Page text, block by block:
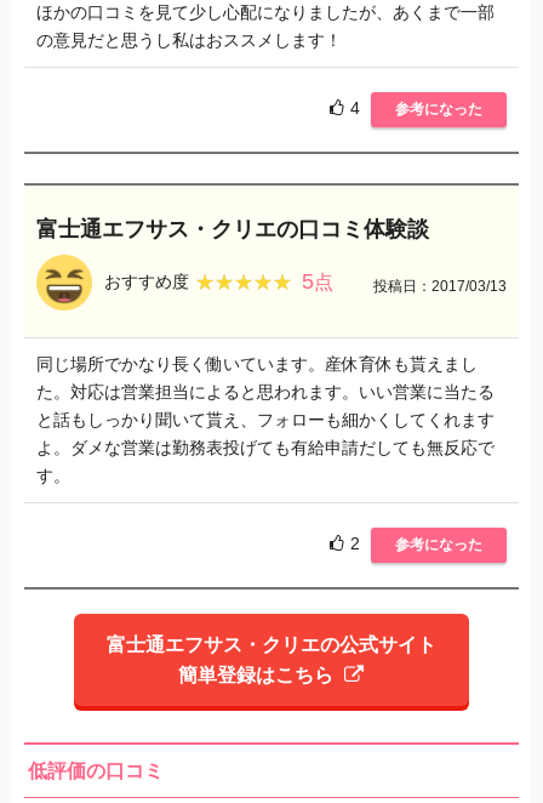
ほかの口コミを見て少し心配になりましたが、あくまで一部
の意見だと思うし私はおススメします！
4 参考になった
富士通エフサス・クリエの口コミ体験談
おすすめ度 ★★★★★
★★★★★ 5点 投稿日：2017/03/13
同じ場所でかなり長く働いています。産休育休も貰えまし
た。対応は営業担当によると思われます。いい営業に当たる
と話もしっかり聞いて貰え、フォローも細かくしてくれます
よ。ダメな営業は勤務表投げても有給申請だしても無反応で
す。
2 参考になった
富士通エフサス・クリエの公式サイト
簡単登録はこちら
低評価の口コミ